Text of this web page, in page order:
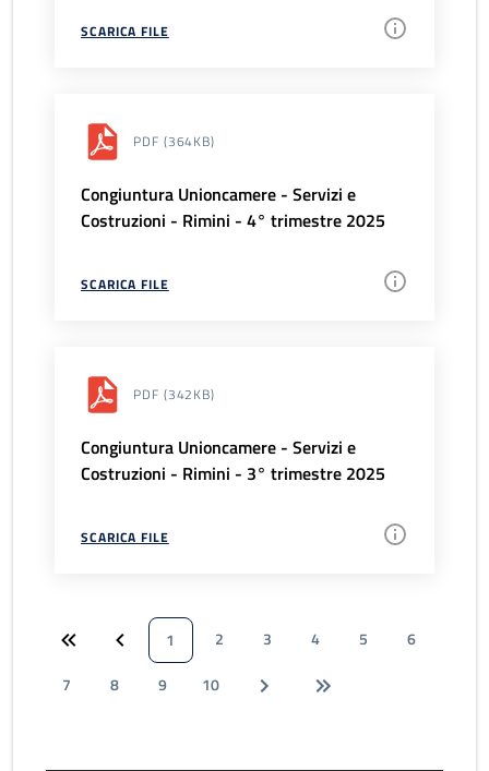
SCARICA FILE
PDF (364KB)
Congiuntura Unioncamere - Servizi e
Costruzioni - Rimini - 4° trimestre 2025
SCARICA FILE
PDF (342KB)
Congiuntura Unioncamere - Servizi e
Costruzioni - Rimini - 3° trimestre 2025
SCARICA FILE
1 2 3 4 5
6
7
8 9 10